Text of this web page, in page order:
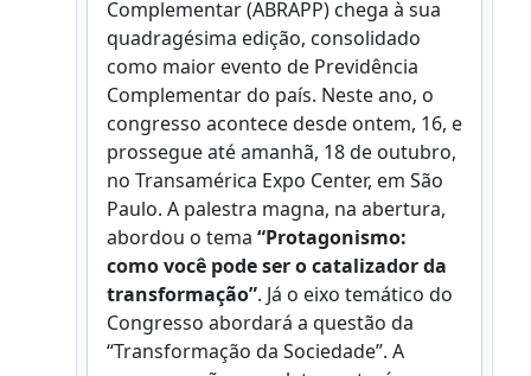
Complementar (ABRAPP) chega à sua
quadragésima edição, consolidado
como maior evento de Previdência
Complementar do país. Neste ano, o
congresso acontece desde ontem, 16, e
prossegue até amanhã, 18 de outubro,
no Transamérica Expo Center, em São
Paulo. A palestra magna, na abertura,
abordou o tema “Protagonismo:
como você pode ser o catalizador da
transformação”. Já o eixo temático do
Congresso abordará a questão da
“Transformação da Sociedade”. A